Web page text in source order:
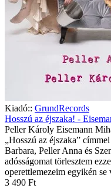
Kiadó:: GrundRecords
Hosszú az éjszaka! -
Peller Károly Eisemann
„Hosszú az éjszaka”
Barbara, Peller Anna és
adósságomat törlesztem
operettlemezeim egyikén
3 490 Ft